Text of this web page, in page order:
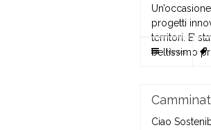
progetti
territori. E’
bellissimo
News
Ciao